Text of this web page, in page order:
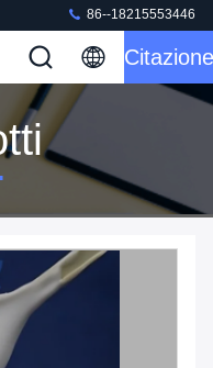
86--18215553446
Citazione